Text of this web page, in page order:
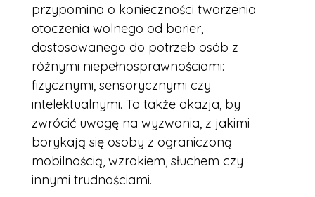
przypomina o konieczności tworzenia
otoczenia wolnego od barier,
dostosowanego do potrzeb osób z
różnymi niepełnosprawnościami:
fizycznymi, sensorycznymi czy
intelektualnymi. To także okazja, by
zwrócić uwagę na wyzwania, z jakimi
borykają się osoby z ograniczoną
mobilnością, wzrokiem, słuchem czy
innymi trudnościami.